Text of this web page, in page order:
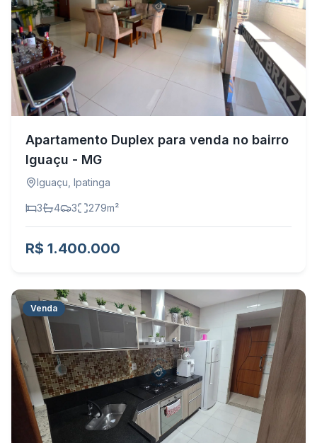
Apartamento Duplex para venda no bairro
Iguaçu - MG
Iguaçu Ipatinga
3 4 3 279m²
R$ 1.400.000
Venda